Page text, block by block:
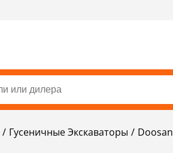
Гусеничные Экскаваторы Doosan